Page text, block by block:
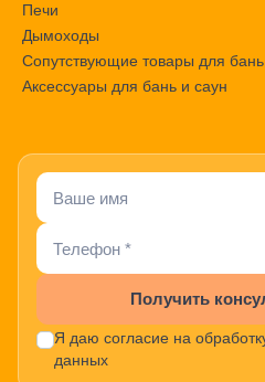
Печи
Дымоходы
Сопутствующие товары для бань
Аксессуары для бань и саун
Получить
Я даю согласие на
данных